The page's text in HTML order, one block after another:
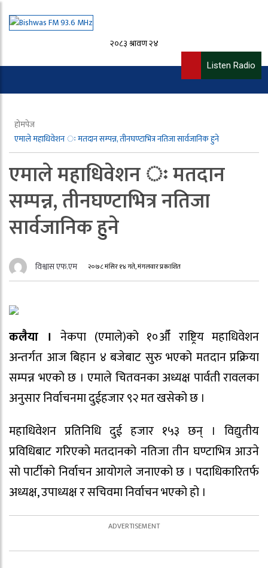
२०८३ श्रावण २४
Listen Radio
होमपेज
एमाले महाधिवेशन ः मतदान सम्पन्न, तीनघण्टाभित्र नतिजा सार्वजानिक हुने
एमाले महाधिवेशन ः मतदान
सम्पन्न, तीनघण्टाभित्र नतिजा
सार्वजानिक हुने
विश्वास एफ.एम २०७८ मंसिर १४ गते, मंगलवार प्रकाशित
कलैया । नेकपा (एमाले)को १०औँ राष्ट्रिय महाधिवेशन
अन्तर्गत आज बिहान ४ बजेबाट सुरु भएको मतदान प्रक्रिया
सम्पन्न भएको छ । एमाले चितवनका अध्यक्ष पार्वती रावलका
अनुसार निर्वाचनमा दुईहजार ९२ मत खसेको छ ।
महाधिवेशन प्रतिनिधि दुई हजार १५३ छन् । विद्युतीय
प्रविधिबाट गरिएको मतदानको नतिजा तीन घण्टाभित्र आउने
सो पार्टीको निर्वाचन आयोगले जनाएको छ । पदाधिकारितर्फ
अध्यक्ष, उपाध्यक्ष र सचिवमा निर्वाचन भएको हो ।